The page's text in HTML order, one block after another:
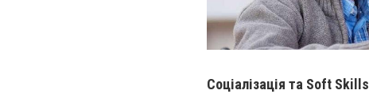
Соціалізація та Soft Skills